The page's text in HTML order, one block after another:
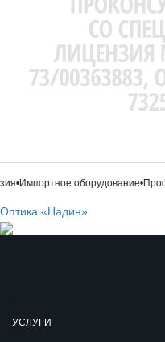
•Импортное оборудование•
Оптика «Надин»
УСЛУГИ